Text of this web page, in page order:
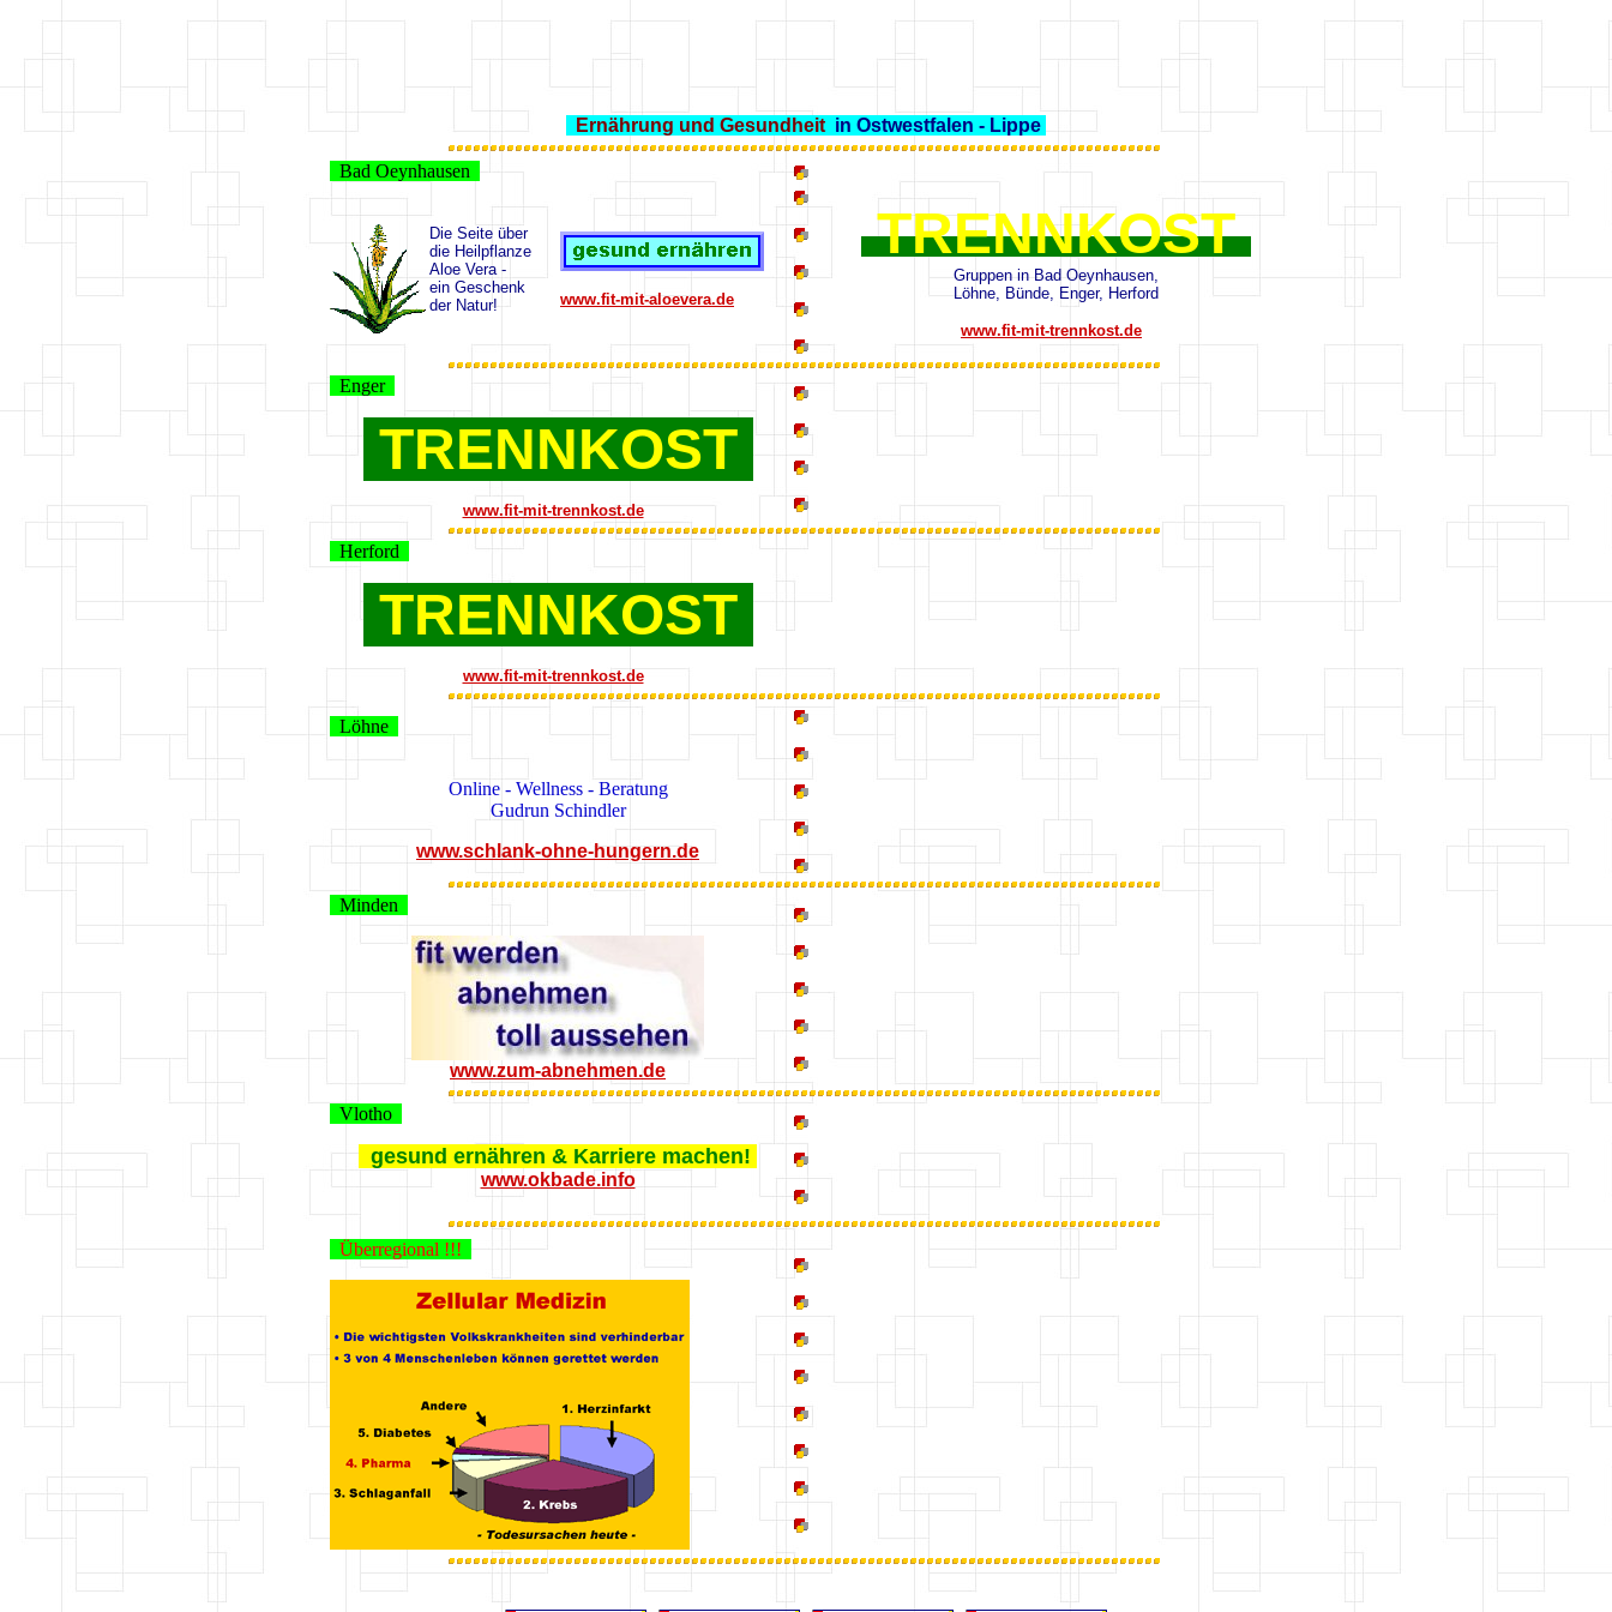
Ernährung und Gesundheit in Ostwestfalen - Lippe
Bad Oeynhausen
Die Seite über
die Heilpflanze
Aloe Vera -
ein Geschenk
der Natur!
www.fit-mit-aloevera.de
TRENNKOST
Gruppen in Bad Oeynhausen,
Löhne, Bünde, Enger, Herford
www.fit-mit-trennkost.de
Enger
TRENNKOST
www.fit-mit-trennkost.de
Herford
TRENNKOST
www.fit-mit-trennkost.de
Löhne
Online - Wellness - Beratung
Gudrun Schindler
www.schlank-ohne-hungern.de
Minden
www.zum-abnehmen.de
Vlotho
gesund ernähren & Karriere machen!
www.okbade.info
Überregional !!!